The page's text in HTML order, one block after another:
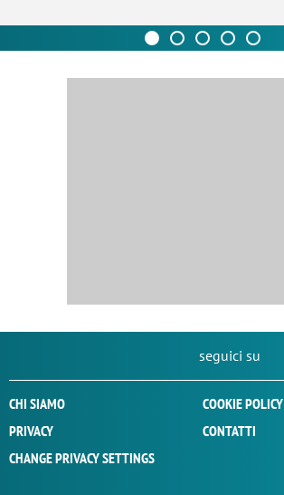
seguici su
CHI SIAMO
COOKIE POLICY
PRIVACY
CONTATTI
CHANGE PRIVACY SETTINGS